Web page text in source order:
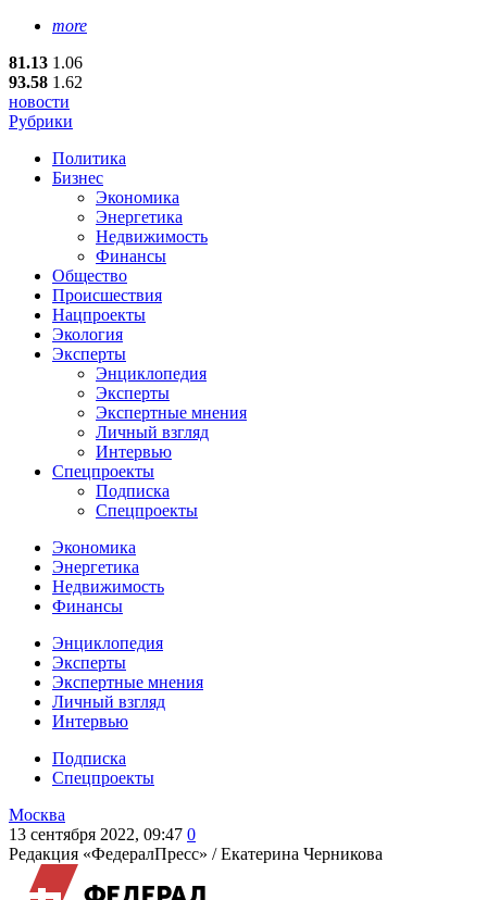
more
81.13 1.06
93.58 1.62
новости
Рубрики
Политика
Бизнес
Экономика
Энергетика
Недвижимость
Финансы
Общество
Происшествия
Нацпроекты
Экология
Эксперты
Энциклопедия
Эксперты
Экспертные мнения
Личный взгляд
Интервью
Спецпроекты
Подписка
Спецпроекты
Экономика
Энергетика
Недвижимость
Финансы
Энциклопедия
Эксперты
Экспертные мнения
Личный взгляд
Интервью
Подписка
Спецпроекты
Москва
13 сентября 2022, 09:47 0
Редакция «ФедералПресс» /Екатерина Черникова